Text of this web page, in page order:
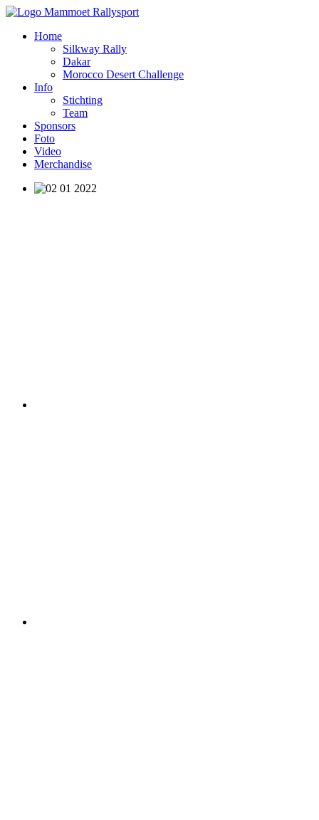
Home
Silkway Rally
Dakar
Morocco Desert Challenge
Info
Stichting
Team
Sponsors
Foto
Video
Merchandise